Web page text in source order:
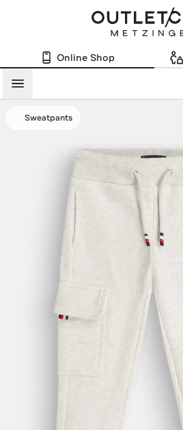
Online Shop
Menü
Sweatpants